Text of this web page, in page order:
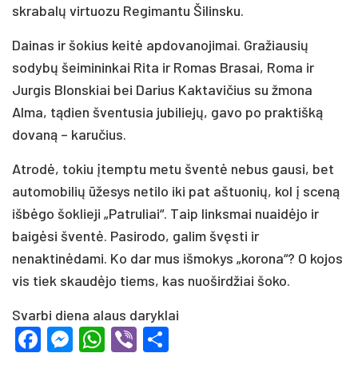
skrabalų virtuozu Regimantu Šilinsku.
Dainas ir šokius keitė apdovanojimai. Gražiausių
sodybų šeimininkai Rita ir Romas Brasai, Roma ir
Jurgis Blonskiai bei Darius Kaktavičius su žmona
Alma, tądien šventusia jubiliejų, gavo po praktišką
dovaną – karučius.
Atrodė, tokiu įtemptu metu šventė nebus gausi, bet
automobilių ūžesys netilo iki pat aštuonių, kol į sceną
išbėgo šoklieji „Patruliai“. Taip linksmai nuaidėjo ir
baigėsi šventė. Pasirodo, galim švęsti ir
nenaktinėdami. Ko dar mus išmokys „korona“? O kojos
vis tiek skaudėjo tiems, kas nuoširdžiai šoko.
Svarbi diena alaus daryklai
Facebook
Messenger
WhatsApp
Viber